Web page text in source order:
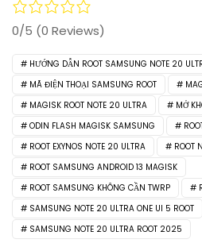
0/5 (0 Reviews)
HƯỚNG DẪN ROOT SAMSUNG NOTE 20
MÃ ĐIỆN THOẠI SAMSUNG ROOT
MAGISK ROOT NOTE 20 ULTRA
MỞ
ODIN FLASH MAGISK SAMSUNG
ROOT EXYNOS NOTE 20 ULTRA
ROOT
ROOT SAMSUNG ANDROID 13 MAGISK
ROOT SAMSUNG KHÔNG CẦN TWRP
SAMSUNG NOTE 20 ULTRA ONE UI 5 ROOT
SAMSUNG NOTE 20 ULTRA ROOT 2025